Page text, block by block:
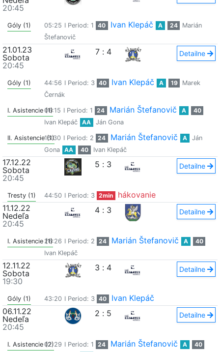
20:45
Góly (1) 05:25 I Period: 1 40 Ivan Klepáč A 24
Marián
Štefanovič
21.01.23
Sobota
20:45
7 : 4 Detailne
Góly (1) 44:56 I Period: 3 40 Ivan Klepáč A 19
Marek
Černák
I. Asistencie (1)06:15 I Period: 1 24 Marián Štefanovič A
40
Ivan Klepáč
AA Ján Gona
II. Asistencie (1)
16:30 I Period: 2 24 Marián Štefanovič A
Ján
Gona
AA 40 Ivan Klepáč
17.12.22
Sobota
20:45
5 : 3 Detailne
Tresty (1) 44:50 I Period: 3 2min
hákovanie
11.12.22
Nedeľa
20:45
4 : 3 Detailne
I. Asistencie (1)26:26 I Period: 2 24 Marián Štefanovič A
40
Ivan Klepáč
12.11.22
Sobota
19:30
3 : 4 Detailne
Góly (1) 43:20 I Period: 3 40
Ivan Klepáč
06.11.22
Nedeľa
20:45
2 : 5 Detailne
I. Asistencie (2)02:29 I Period: 1 24 Marián Štefanovič A
40